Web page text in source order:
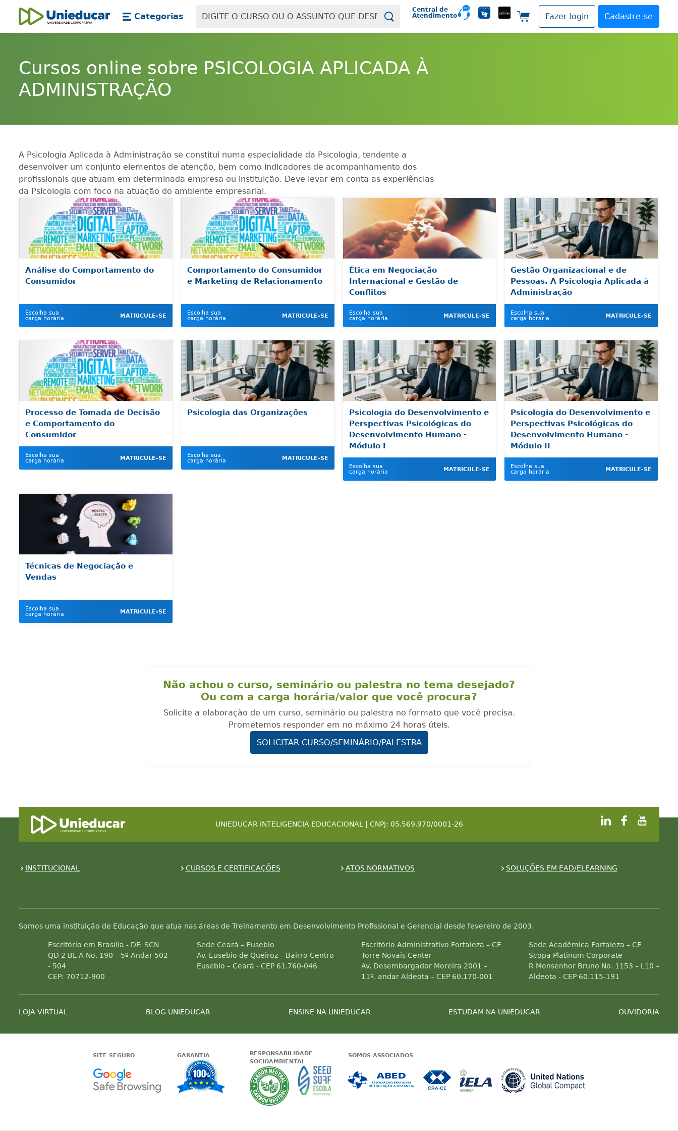
Skip main navigation
Skip to main content
Unieducar
Categorias
Central de
Atendimento
Carrinho de compras
Fazer login Cadastre-se
Cursos online sobre PSICOLOGIA APLICADA À
ADMINISTRAÇÃO
A Psicologia Aplicada à Administração se constitui numa especialidade da Psicologia, tendente a
desenvolver um conjunto elementos de atenção, bem como indicadores de acompanhamento dos
profissionais que atuam em determinada empresa ou instituição. Deve levar em conta as experiências
da Psicologia com foco na atuação do ambiente empresarial.
Análise do Comportamento do
Consumidor
Escolha sua
carga horária
MATRICULE-SE
Comportamento do Consumidor
e Marketing de Relacionamento
Escolha sua
carga horária
MATRICULE-SE
Ética em Negociação
Internacional e Gestão de
Conflitos
Escolha sua
carga horária
MATRICULE-SE
Gestão Organizacional e de
Pessoas. A Psicologia Aplicada à
Administração
Escolha sua
carga horária
MATRICULE-SE
Processo de Tomada de Decisão
e Comportamento do
Consumidor
Escolha sua
carga horária
MATRICULE-SE
Psicologia das Organizações
Escolha sua
carga horária
MATRICULE-SE
Psicologia do Desenvolvimento e
Perspectivas Psicológicas do
Desenvolvimento Humano -
Módulo I
Escolha sua
carga horária
MATRICULE-SE
Psicologia do Desenvolvimento e
Perspectivas Psicológicas do
Desenvolvimento Humano -
Módulo II
Escolha sua
carga horária
MATRICULE-SE
Técnicas de Negociação e
Vendas
Escolha sua
carga horária
MATRICULE-SE
Não achou o curso, seminário ou palestra no tema desejado?
Ou com a carga horária/valor que você procura?
Solicite a elaboração de um curso, seminário ou palestra no formato que você precisa.
Prometemos responder em no máximo 24 horas úteis.
SOLICITAR CURSO/SEMINÁRIO/PALESTRA
UNIEDUCAR INTELIGENCIA EDUCACIONAL | CNPJ: 05.569.970/0001-26
INSTITUCIONAL CURSOS E CERTIFICAÇÕES ATOS NORMATIVOS SOLUÇÕES EM EAD/ELEARNING
Somos uma instituição de Educação que atua nas áreas de Treinamento em Desenvolvimento Profissional e Gerencial desde fevereiro de 2003.
Escritório em Brasília - DF: SCN
QD 2 BL A No. 190 – 5º Andar 502
- 504
CEP: 70712-900
Sede Ceará – Eusebio
Av. Eusebio de Queiroz – Bairro Centro
Eusebio – Ceará - CEP 61.760-046
Escritório Administrativo Fortaleza – CE
Torre Novais Center
Av. Desembargador Moreira 2001 –
11º. andar Aldeota – CEP 60.170-001
Sede Acadêmica Fortaleza – CE
Scopa Platinum Corporate
R Monsenhor Bruno No. 1153 – L10 –
Aldeota - CEP 60.115-191
LOJA VIRTUAL BLOG UNIEDUCAR ENSINE NA UNIEDUCAR ESTUDAM NA UNIEDUCAR OUVIDORIA
SITE SEGURO
Google - Status do site no Navegação segura
GARANTIA
Garantia de satisfação
RESPONSABILIDADE
SOCIOAMBIENTAL
A Unieducar neutraliza a emissão de gases de efeito estufa
Seed Surf Escola projeto social
SOMOS ASSOCIADOS